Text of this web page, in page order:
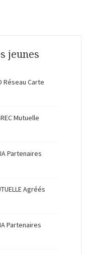
jeunes
Réseau Carte
Mutuelle
Partenaires
Agréés
Partenaires